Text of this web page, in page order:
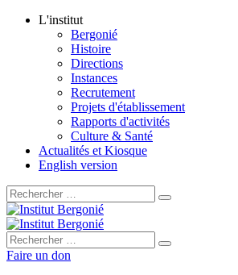
L'institut
Bergonié
Histoire
Directions
Instances
Recrutement
Projets d'établissement
Rapports d'activités
Culture & Santé
Actualités et Kiosque
English version
Rechercher :
Rechercher :
Faire un don